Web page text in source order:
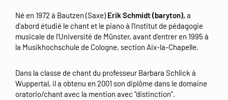
Né en 1972 à Bautzen (Saxe) Erik Schmidt (baryton), a
d'abord étudié le chant et le piano à l'Institut de pédagogie
musicale de l'Université de Münster, avant d'entrer en 1995 à
la Musikhochschule de Cologne, section Aix-la-Chapelle.
Dans la classe de chant du professeur Barbara Schlick à
Wuppertal, il a obtenu en 2001 son diplôme dans le domaine
oratorio/chant avec la mention avec "distinction".